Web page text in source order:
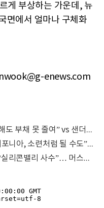
게 부상하는 가운데, 뉴
면에서 얼마나 구체화
enews.com
[초점] 머스크 “부자 100% 과세해도 부채 못 줄여” vs 샌더스 “5%만 걷어도 1인당 3000달러 지급”
세르게이 브린 구글 창업자 “캘리포니아, 소련처럼 될 수도”...부유세 반대
젠슨 황, 11조 원 세금 폭탄에도 “실리콘밸리 사수”… 머스크와 정반대 ‘나 홀로 역주행’